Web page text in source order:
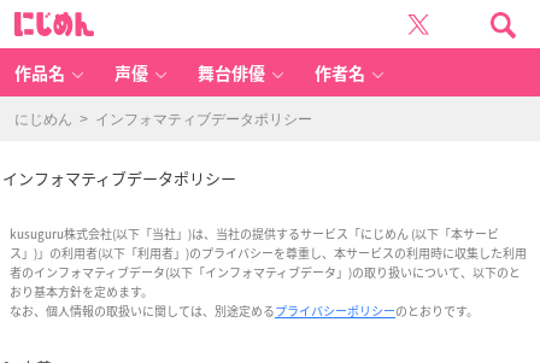
マ
デ
ー
-
け
ア
ニ
メ
情
報
サ
イ
作品名 声優 舞台俳優 作者名
にじめん > インフォマティブデータポリシー
インフォマティブデータポリシー
kusuguru株式会社(以下「当社」)は、当社の提供するサービス「にじめん (以下「本サービ
ス」)」の利用者(以下「利用者」)のプライバシーを尊重し、本サービスの利用時に収集した利用
者のインフォマティブデータ(以下「インフォマティブデータ」)の取り扱いについて、以下のと
おり基本方針を定めます。
なお、個人情報の取扱いに関しては、別途定めるプライバシーポリシーのとおりです。